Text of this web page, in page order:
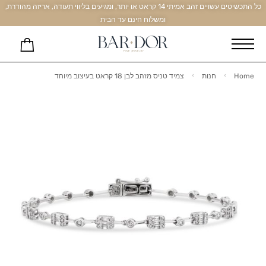
כל התכשיטים עשויים זהב אמיתי 14 קראט או יותר, ומגיעים בליווי תעודה, אריזה מהודרת,
ומשלוח חינם עד הבית
Home חנות צמיד טניס מזהב לבן 18 קראט בעיצוב מיוחד